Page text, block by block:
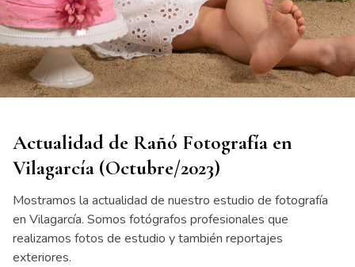
Actualidad de Rañó Fotografía en
Vilagarcía (Octubre/2023)
Mostramos la actualidad de nuestro estudio de fotografía
en Vilagarcía. Somos fotógrafos profesionales que
realizamos fotos de estudio y también reportajes
exteriores.